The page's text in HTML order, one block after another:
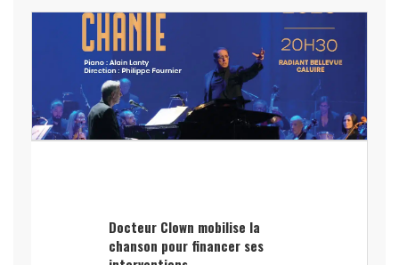
Docteur Clown mobilise la
chanson pour financer ses